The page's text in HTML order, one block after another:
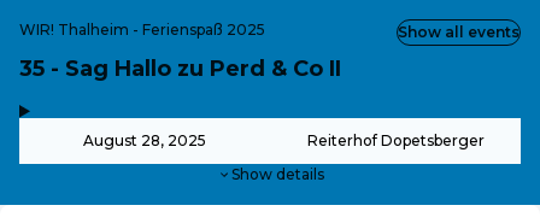
WIR! Thalheim - Ferienspaß 2025
35 - Sag Hallo zu Perd & Co II
August 28, 2025 Reiterhof Dopetsberger
Show details
Show all events